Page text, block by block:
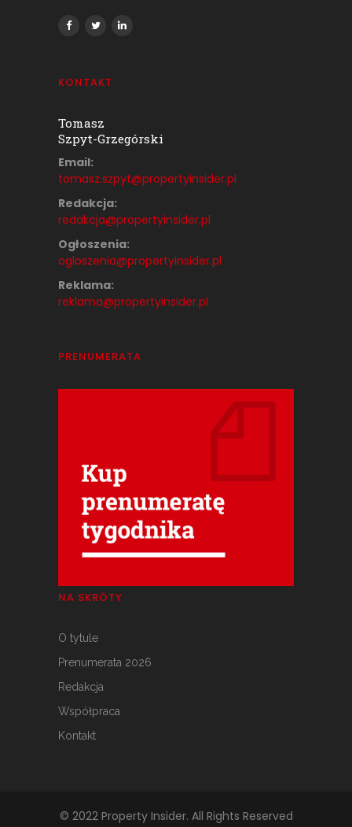
KONTAKT
Tomasz
Szpyt-Grzegórski
Email:
tomasz.szpyt@propertyinsider.pl
Redakcja:
redakcja@propertyinsider.pl
Ogłoszenia:
ogloszenia@propertyinsider.pl
Reklama:
reklama@propertyinsider.pl
PRENUMERATA
NA SKRÓTY
O tytule
Prenumerata 2026
Redakcja
Współpraca
Kontakt
© 2022 Property Insider. All Rights Reserved